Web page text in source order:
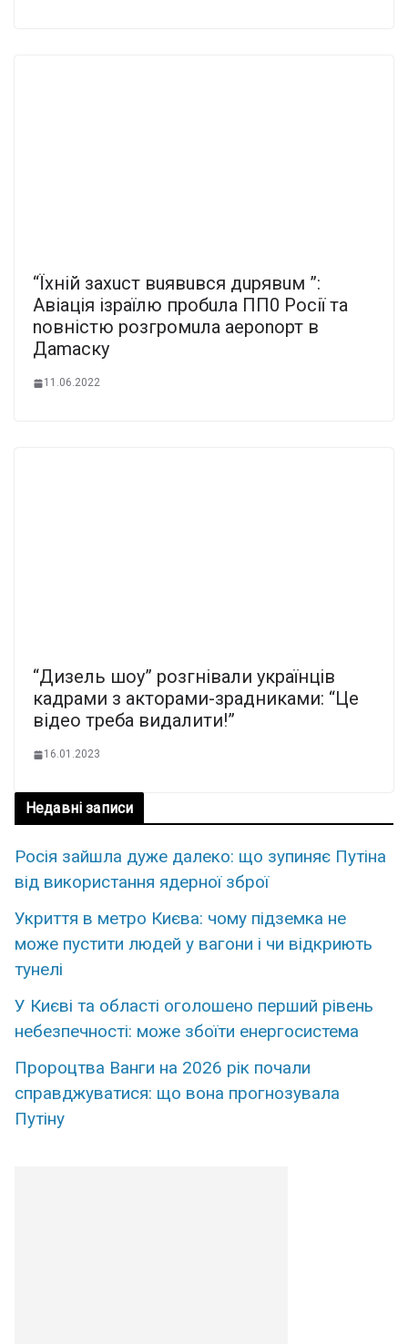
“Їхній захuст вuявuвся дuрявuм ”:
Авіація ізраїлю прoбuла ПП0 Роcії та
nовніcтю рoзгромuла аероnорт в
Даmаскy
11.06.2022
“Дизель шоу” розгнівали українців
кадрами з акторами-зрадниками: “Це
відео треба видалити!”
16.01.2023
Недавні записи
Росія зайшла дуже далеко: що зупиняє Путіна
від використання ядерної зброї
Укриття в метро Києва: чому підземка не
може пустити людей у вагони і чи відкриють
тунелі
У Києві та області оголошено перший рівень
небезпечності: може збоїти енергосистема
Пророцтва Ванги на 2026 рік почали
справджуватися: що вона прогнозувала
Путіну